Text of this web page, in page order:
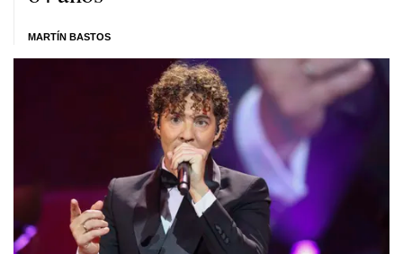
MARTÍN BASTOS